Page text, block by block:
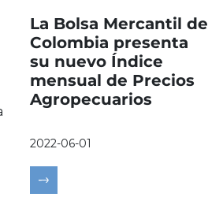
La Bolsa Mercantil de
Colombia presenta
su nuevo Índice
mensual de Precios
Agropecuarios
2022-06-01